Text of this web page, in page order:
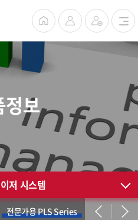
정보
저 시스템
전문가용 PLS Series